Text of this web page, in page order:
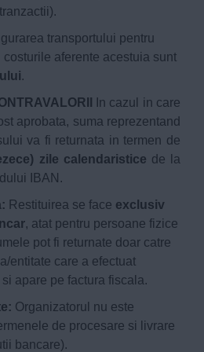
transportului pentru
costurile aferente acestuia sunt
.
In cazul in care
aprobata, suma reprezentand
va fi returnata in termen de
zile calendaristice de la
IBAN.
Restituirea se face exclusiv
, atat pentru persoane fizice
pot fi returnate doar catre
entitate care a efectuat
apare pe factura fiscala.
Organizatorul nu este
de procesare si livrare
bancare).